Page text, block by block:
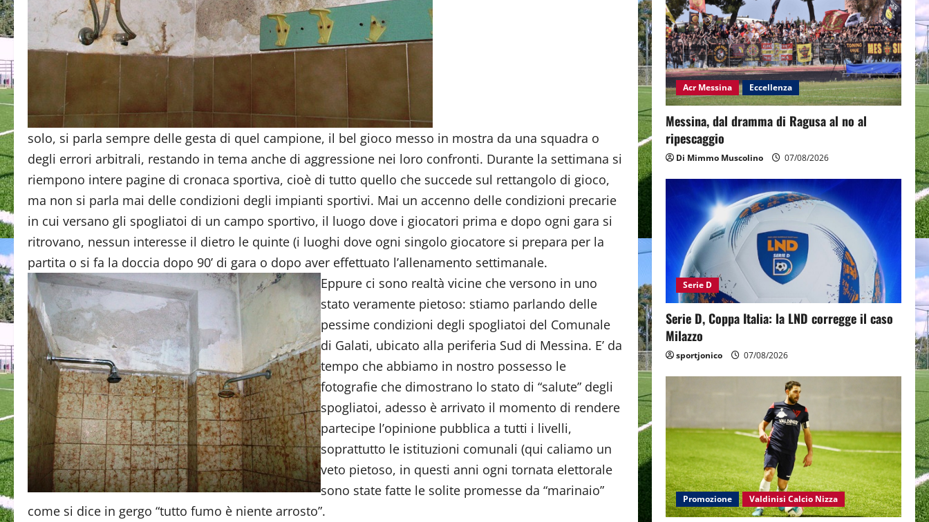
solo, si parla sempre delle gesta di quel campione, il bel gioco messo in mostra da una squadra o
degli errori arbitrali, restando in tema anche di aggressione nei loro confronti. Durante la settimana si
riempono intere pagine di cronaca sportiva, cioè di tutto quello che succede sul rettangolo di gioco,
ma non si parla mai delle condizioni degli impianti sportivi. Mai un accenno delle condizioni precarie
in cui versano gli spogliatoi di un campo sportivo, il luogo dove i giocatori prima e dopo ogni gara si
ritrovano, nessun interesse il dietro le quinte (i luoghi dove ogni singolo giocatore si prepara per la
partita o si fa la doccia dopo 90’ di gara o dopo aver effettuato l’allenamento settimanale.
Eppure ci sono realtà vicine che versono in uno
stato veramente pietoso: stiamo parlando delle
pessime condizioni degli spogliatoi del Comunale
di Galati, ubicato alla periferia Sud di Messina. E’ da
tempo che abbiamo in nostro possesso le
fotografie che dimostrano lo stato di “salute” degli
spogliatoi, adesso è arrivato il momento di rendere
partecipe l’opinione pubblica a tutti i livelli,
soprattutto le istituzioni comunali (qui caliamo un
veto pietoso, in questi anni ogni tornata elettorale
sono state fatte le solite promesse da “marinaio”
come si dice in gergo “tutto fumo è niente arrosto”.
Acr Messina Eccellenza
Messina, dal dramma di Ragusa al no al
ripescaggio
Di Mimmo Muscolino 07/08/2026
Serie D
Serie D, Coppa Italia: la LND corregge il caso
Milazzo
sportjonico 07/08/2026
Promozione Valdinisi Calcio Nizza